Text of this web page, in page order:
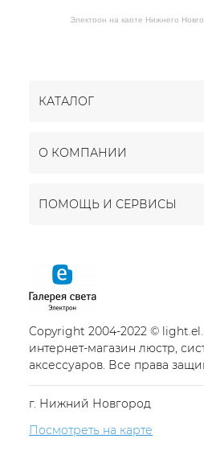
Электрон на карте Нижнего
КАТАЛОГ
О КОМПАНИИ
ПОМОЩЬ И СЕРВИСЫ
Copyright 2004-2022 ©
интернет-магазин люстр,
аксессуаров. Все права
г. Нижний Новгород
Посмотреть на карте